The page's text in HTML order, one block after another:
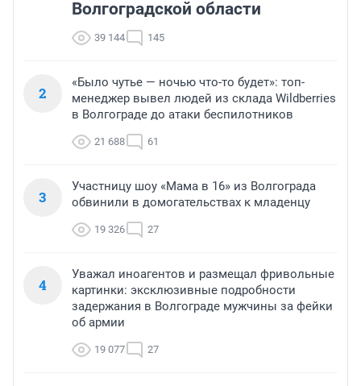
Волгоградской области
39 144 145
2
«Было чутье — ночью что-то будет»: топ-
менеджер вывел людей из склада Wildberries
в Волгограде до атаки беспилотников
21 688 61
3
Участницу шоу «Мама в 16» из Волгограда
обвинили в домогательствах к младенцу
19 326 27
4
Уважал иноагентов и размещал фривольные
картинки: эксклюзивные подробности
задержания в Волгограде мужчины за фейки
об армии
19 077 27